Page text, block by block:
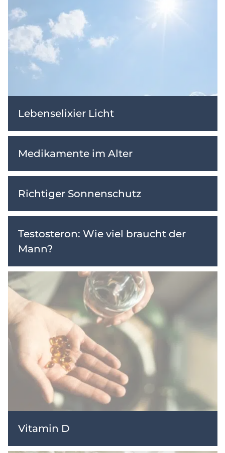
Lebenselixier Licht
Medikamente im Alter
Richtiger Sonnenschutz
Testosteron: Wie viel braucht der
Mann?
Vitamin D